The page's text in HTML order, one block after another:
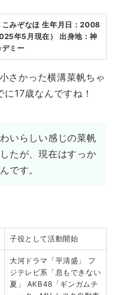
みぞなほ 生年月日：2008
年5月現在）
出身地：神
ミー
さかった横溝菜帆ちゃ
17歳なんですね！
いらしい感じの菜帆
たが、現在はすっか
です。
子役として活動開始
大河ドラマ「平清盛」 フ
ジテレビ系「息もできない
夏」 AKB48「ギンガムチ